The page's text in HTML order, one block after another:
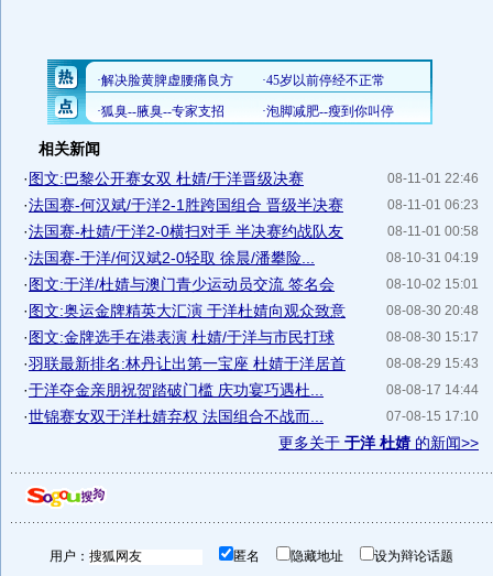
相关新闻
08-11-01 22:46
·图文:巴黎公开赛女双 杜婧/于洋晋级决赛
08-11-01 06:23
·法国赛-何汉斌/于洋2-1胜跨国组合 晋级半决赛
08-11-01 00:58
·法国赛-杜婧/于洋2-0横扫对手 半决赛约战队友
08-10-31 04:19
·法国赛-于洋/何汉斌2-0轻取 徐晨/潘攀险...
08-10-02 15:01
·图文:于洋/杜婧与澳门青少运动员交流 签名会
08-08-30 20:48
·图文:奥运金牌精英大汇演 于洋杜婧向观众致意
08-08-30 15:17
·图文:金牌选手在港表演 杜婧/于洋与市民打球
08-08-29 15:43
·羽联最新排名:林丹让出第一宝座 杜婧于洋居首
08-08-17 14:44
·于洋夺金亲朋祝贺踏破门槛 庆功宴巧遇杜...
07-08-15 17:10
·世锦赛女双于洋杜婧弃权 法国组合不战而...
更多关于 于洋 杜婧的新闻>>
用户： 匿名 隐藏地址 设为辩论话题